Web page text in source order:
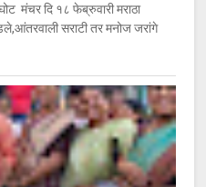
मंचर दि १८ फेब्रुवारी मराठा
सराटी तर मनोज जरांगे